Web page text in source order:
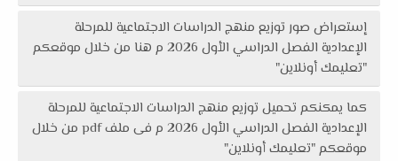
إستعراض صور توزيع منهج الدراسات الاجتماعية للمرحلة
الإعدادية الفصل الدراسي الأول 2026 م هنا من خلال موقعكم
"تعليمك أونلاين"
كما يمكنكم تحميل توزيع منهج الدراسات الاجتماعية للمرحلة
الإعدادية الفصل الدراسي الأول 2026 م فى ملف pdf من خلال
موقعكم "تعليمك أونلاين"